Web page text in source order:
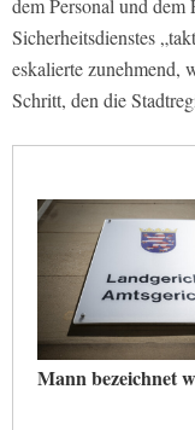
dem Personal und dem
Sicherheitsdienstes
eskalierte zunehmend,
Schritt, den die
Mann bezeichnet